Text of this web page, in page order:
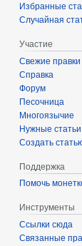
Избранные
Случайная
Участие
Свежие правки
Справка
Форум
Песочница
Многоязычие
Нужные статьи
Создать
Поддержка
Помочь
Инструменты
Ссылки сюда
Связанные